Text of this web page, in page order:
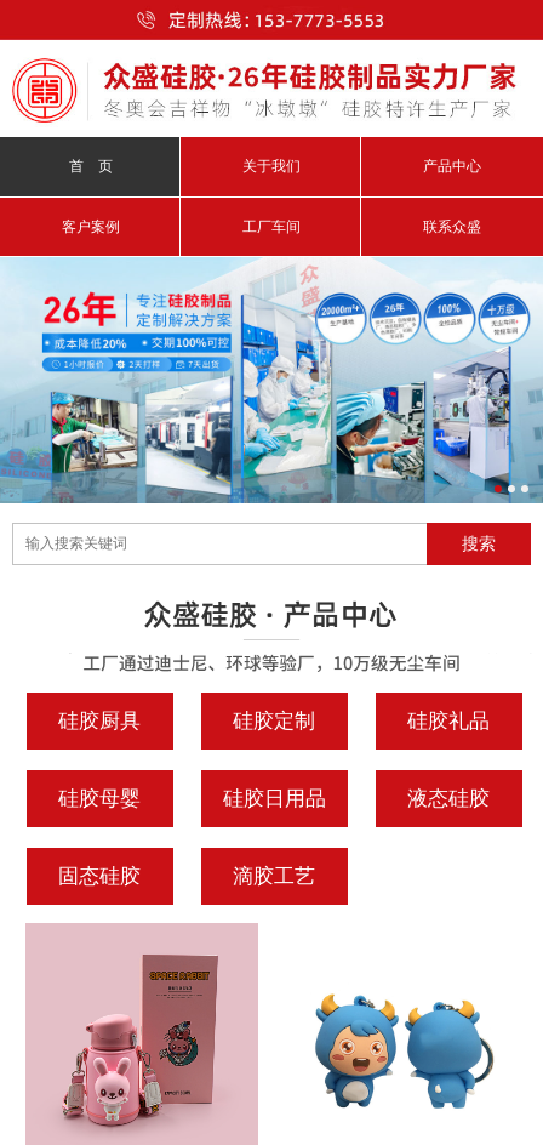
首 页 关于我们 产品中心
客户案例 工厂车间 联系众盛
硅胶厨具 硅胶定制 硅胶礼品
硅胶母婴 硅胶日用品 液态硅胶
固态硅胶 滴胶工艺